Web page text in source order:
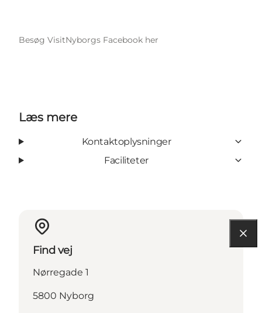
Besøg VisitNyborgs Facebook her
Læs mere
Kontaktoplysninger
Faciliteter
Find vej
Nørregade 1
5800 Nyborg